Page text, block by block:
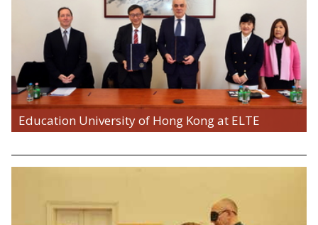
Education University of Hong Kong at ELTE